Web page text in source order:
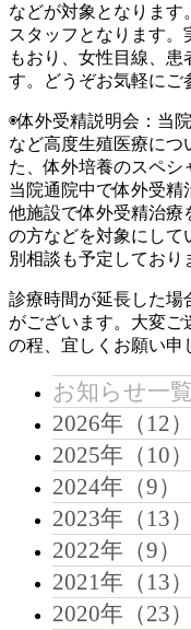
などが対象となります
スタッフとなります。
もおり、女性目線、患
す。どうぞお気軽にご
◉体外受精説明会：当
など高度生殖医療につ
た、体外培養のスペシ
当院通院中で体外受精
他施設で体外受精治療
の方などを対象にして
別相談も予定しており
診療時間が延長した場
がございます。大変
の程、宜しくお願い申
お知らせ一覧
2026年（12）
2025年（10）
2024年（9）
2023年（13）
2022年（9）
2021年（13）
2020年（23）